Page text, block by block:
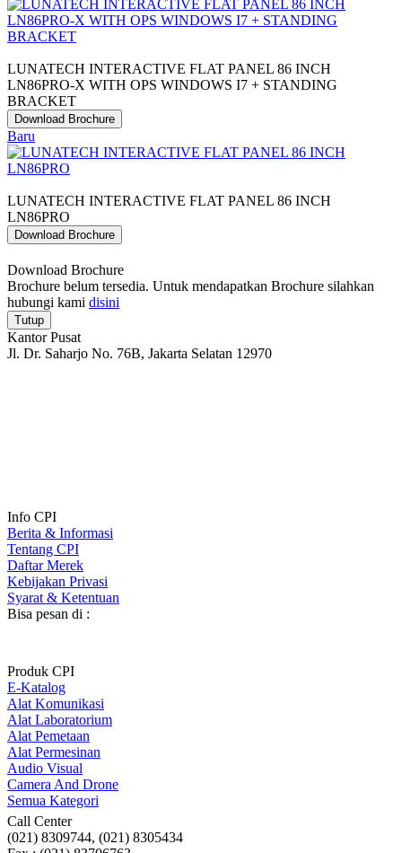
LUNATECH INTERACTIVE FLAT PANEL 86 INCH
LN86PRO-X WITH OPS WINDOWS I7 + STANDING
BRACKET
Download Brochure
Baru
LUNATECH INTERACTIVE FLAT PANEL 86 INCH
LN86PRO
Download Brochure
Download Brochure
Brochure belum tersedia. Untuk mendapatkan Brochure silahkan
hubungi kami disini
Tutup
Kantor Pusat
Jl. Dr. Saharjo No. 76B, Jakarta Selatan 12970
Info CPI
Berita & Informasi
Tentang CPI
Daftar Merek
Kebijakan Privasi
Syarat & Ketentuan
Bisa pesan di :
Produk CPI
E-Katalog
Alat Komunikasi
Alat Laboratorium
Alat Pemetaan
Alat Permesinan
Audio Visual
Camera And Drone
Semua Kategori
Call Center
(021) 8309744, (021) 8305434